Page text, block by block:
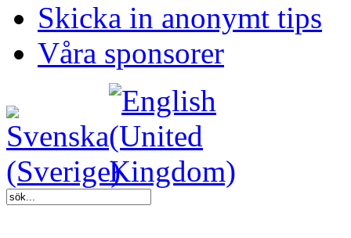
Skicka in anonymt tips
Våra sponsorer